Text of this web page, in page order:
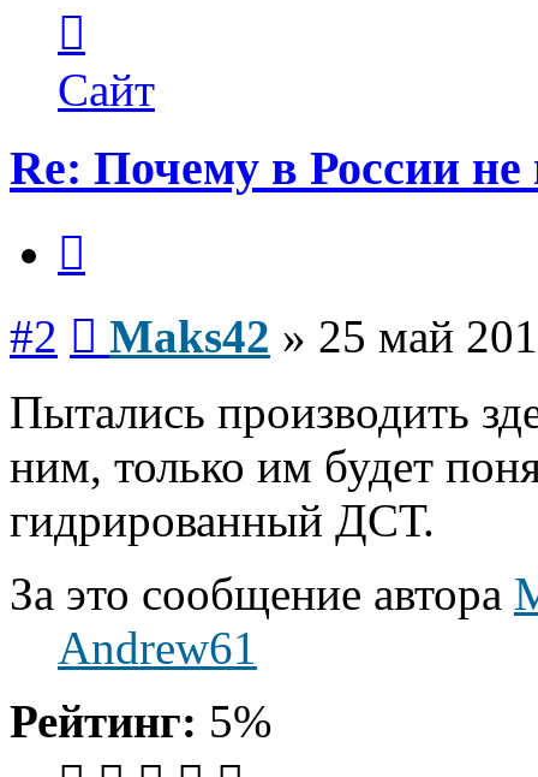
пользователя
Maks42
Сайт
Re: Почему в России не
#2 Maks42 » 25 май
Пытались производить
ним, только им будет
гидрированный ДСТ.
За это сообщение автора
Andrew61
Рейтинг: 5%